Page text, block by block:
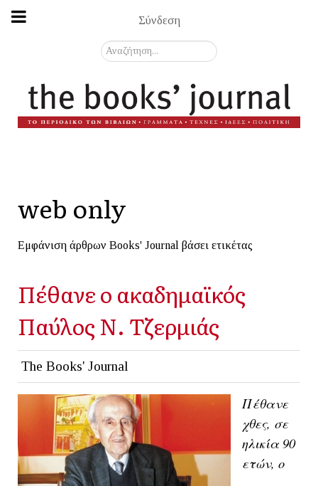
Σύνδεση
Αναζήτηση...
web only
Εμφάνιση άρθρων Books' Journal βάσει ετικέτας
Πέθανε ο ακαδημαϊκός
Παύλος Ν. Τζερμιάς
The Books' Journal
Πέθανε
χθες, σε
ηλικία 90
ετών, ο